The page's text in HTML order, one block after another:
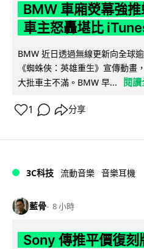
BMW 車廂熒幕強
車主怒轟堪比
BMW 近日透過無線更新向全球
《蜘蛛俠：英雄重生》宣傳動畫
大批車主不滿。BMW 早...
閱
1 分享
3C科技 流動音樂 音樂耳機
藍骨 8 小時
Sony 傳推平價復